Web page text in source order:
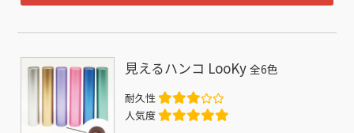
見えるハンコ LooKy全6色
耐久性
人気度